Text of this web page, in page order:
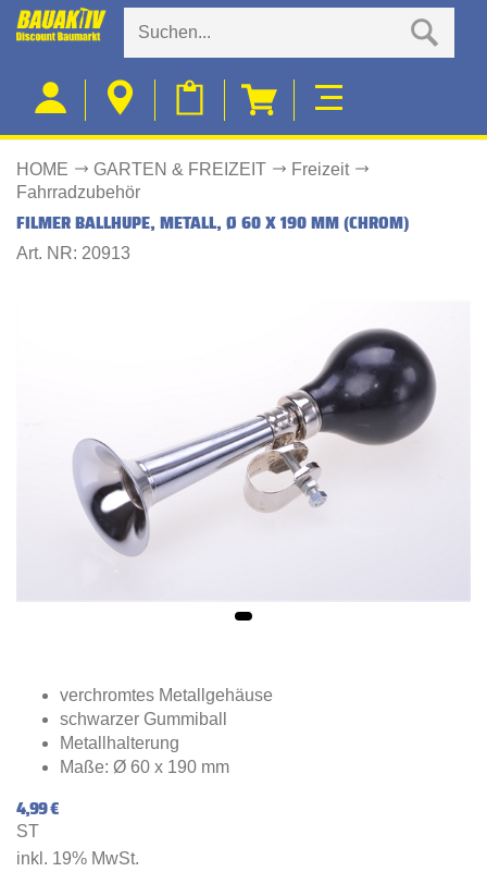
HOME GARTEN & FREIZEIT
Freizeit
Fahrradzubehör
FILMER BALLHUPE, METALL, Ø 60 X 190 MM (CHROM)
Art. NR: 20913
verchromtes Metallgehäuse
schwarzer Gummiball
Metallhalterung
Maße: Ø 60 x 190 mm
4,99 €
ST
inkl. 19% MwSt.